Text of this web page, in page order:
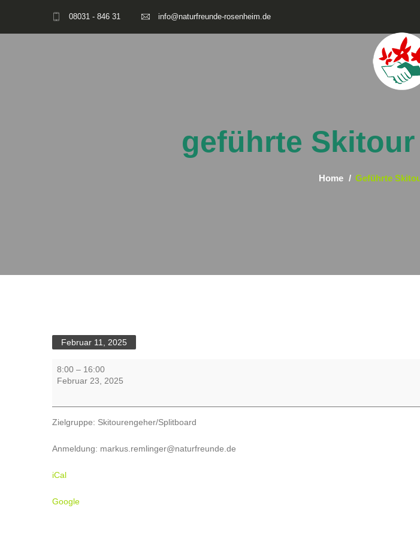
08031 - 846 31 info@naturfreunde-rosenheim.de
geführte
Home Geführte
Februar 11, 2025
geführte
Skitour
8:00 – 16:00
Februar 23, 2025
Zielgruppe: Skitourengeher/Splitboard
Anmeldung: markus.remlinger@naturfreunde.de
iCal
Google